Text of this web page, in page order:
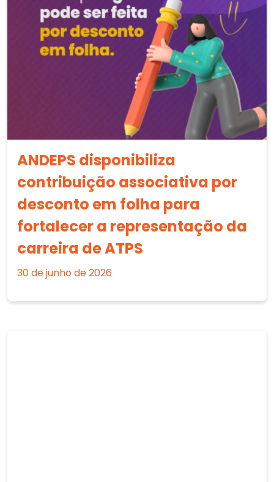
ANDEPS disponibiliza
contribuição associativa por
desconto em folha para
fortalecer a representação da
carreira de ATPS
30 de junho de 2026